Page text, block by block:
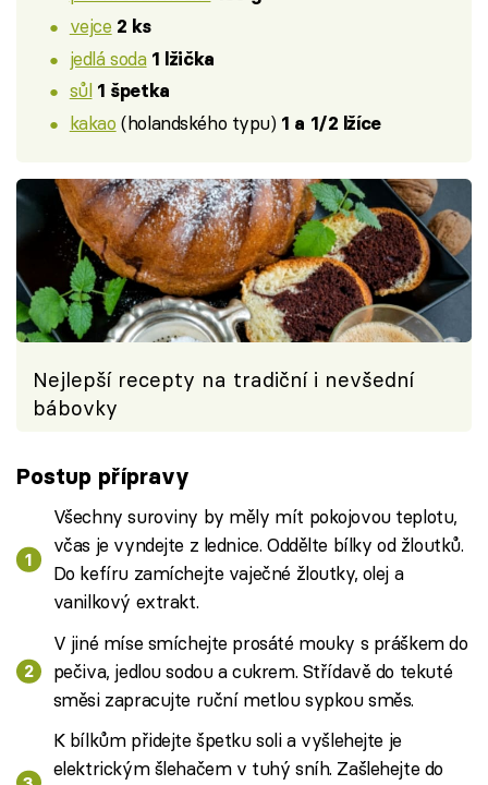
vejce 2 ks
jedlá soda 1 lžička
sůl 1 špetka
kakao (holandského typu) 1 a 1/2 lžíce
Nejlepší recepty na tradiční i nevšední
bábovky
Postup přípravy
Všechny suroviny by měly mít pokojovou teplotu,
včas je vyndejte z lednice. Oddělte bílky od žloutků.
Do kefíru zamíchejte vaječné žloutky, olej a
vanilkový extrakt.
V jiné míse smíchejte prosáté mouky s práškem do
pečiva, jedlou sodou a cukrem. Střídavě do tekuté
směsi zapracujte ruční metlou sypkou směs.
K bílkům přidejte špetku soli a vyšlehejte je
elektrickým šlehačem v tuhý sníh. Zašlehejte do